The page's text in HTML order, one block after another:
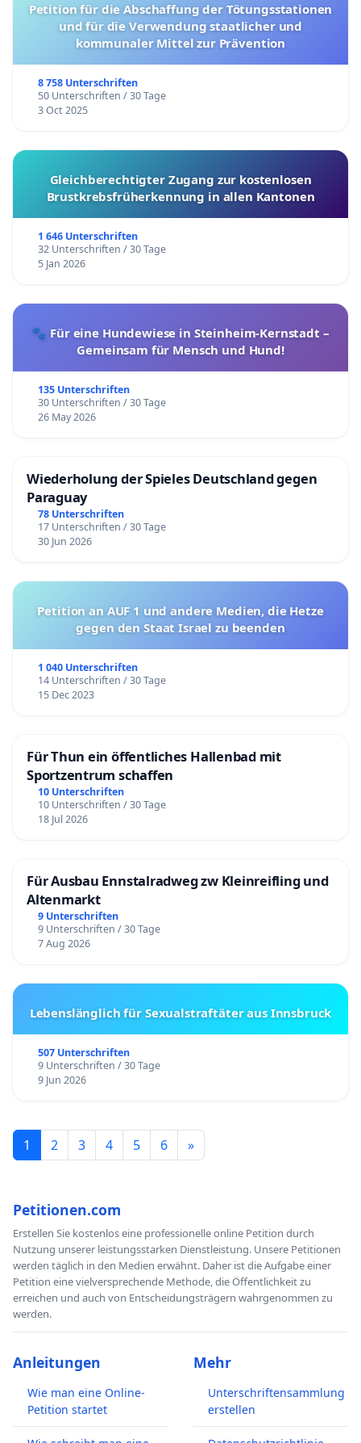
Petition für die Abschaffung der Tötungsstationen
und für die Verwendung staatlicher und
kommunaler Mittel zur Prävention
8 758 Unterschriften
50 Unterschriften / 30 Tage
3 Oct 2025
Gleichberechtigter Zugang zur kostenlosen
Brustkrebsfrüherkennung in allen Kantonen
1 646 Unterschriften
32 Unterschriften / 30 Tage
5 Jan 2026
🐾 Für eine Hundewiese in Steinheim-Kernstadt –
Gemeinsam für Mensch und Hund!
135 Unterschriften
30 Unterschriften / 30 Tage
26 May 2026
Wiederholung der Spieles Deutschland gegen
Paraguay
78 Unterschriften
17 Unterschriften / 30 Tage
30 Jun 2026
Petition an AUF 1 und andere Medien, die Hetze
gegen den Staat Israel zu beenden
1 040 Unterschriften
14 Unterschriften / 30 Tage
15 Dec 2023
Für Thun ein öffentliches Hallenbad mit
Sportzentrum schaffen
10 Unterschriften
10 Unterschriften / 30 Tage
18 Jul 2026
Für Ausbau Ennstalradweg zw Kleinreifling und
Altenmarkt
9 Unterschriften
9 Unterschriften / 30 Tage
7 Aug 2026
Lebenslänglich für Sexualstraftäter aus Innsbruck
507 Unterschriften
9 Unterschriften / 30 Tage
9 Jun 2026
1 2 3 4 5 6 »
Petitionen.com
Erstellen Sie kostenlos eine professionelle online Petition durch
Nutzung unserer leistungsstarken Dienstleistung. Unsere Petitionen
werden täglich in den Medien erwähnt. Daher ist die Aufgabe einer
Petition eine vielversprechende Methode, die Öffentlichkeit zu
erreichen und auch von Entscheidungsträgern wahrgenommen zu
werden.
Anleitungen
Wie man eine Online-
Petition startet
Mehr
Unterschriftensammlung
erstellen